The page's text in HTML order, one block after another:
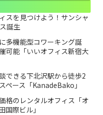
スを見つけよう！サンシャ
誕生
多機能型コワーキング誕
可能「いいオフィス新宿大
できる下北沢駅から徒歩2
ペース「KanadeBako」
格のレンタルオフィス「オ
国際ビル」